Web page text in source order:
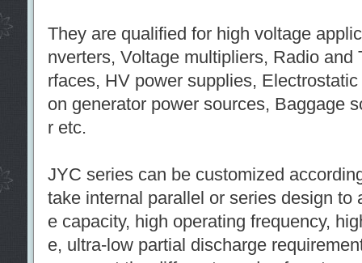
They are qualified for high voltage
nverters, Voltage multipliers, Radio and
rfaces, HV power supplies,
on generator power sources, Baggage
r etc.
JYC series can be customized
take internal parallel or series design to
e capacity, high operating frequency,
e, ultra-low partial discharge